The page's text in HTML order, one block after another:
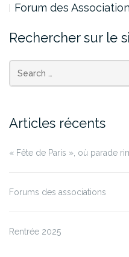
Forum des
Rechercher sur le
Articles récents
« Fête de Paris », où parade
Forums des associations
Rentrée 2025